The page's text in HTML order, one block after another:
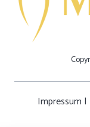
Impressum |